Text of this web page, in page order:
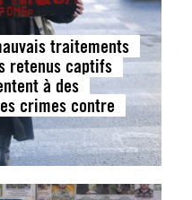
traitements
retenus captifs
à des
crimes contre